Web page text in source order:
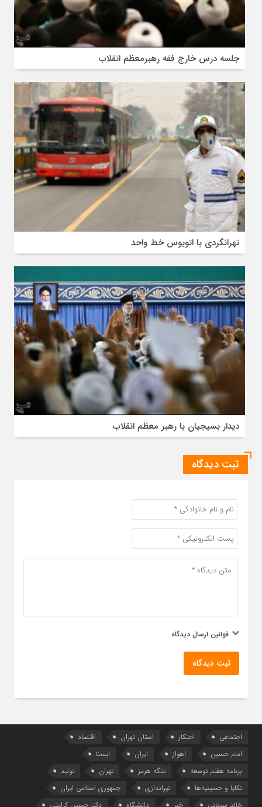
جلسه درس خارج فقه رهبرمعظم انقلاب
تهرانگردی با اتوبوس خط واحد
دیدار بسیجیان با رهبر معظم انقلاب
ثبت دیدگاه
قوانین ارسال دیدگاه
ثبت دیدگاه
اجتماعی احتکار استان تهران
اقتصاد
امام حسین
اهواز ایران
ایسنا
برنامه هفتم توسعه
تنگه هرمز تهران
تولید
تکایا و حسینیه‌ها
تیراندازی
جمهوری اسلامی ایران